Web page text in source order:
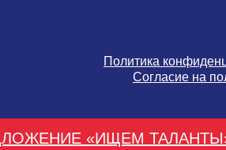
Политика
Согласие на
«ИЩЕМ